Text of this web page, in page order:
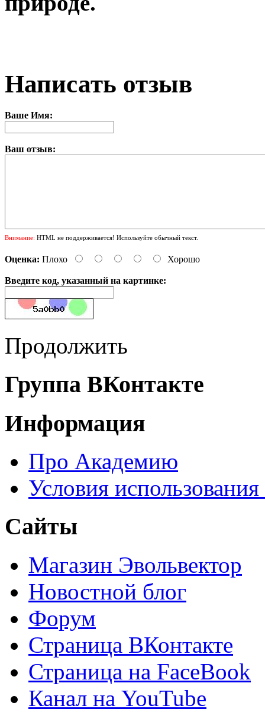
Написать отзыв
Ваше Имя:
Ваш отзыв:
Внимание: HTML не поддерживается! Используйте обычный текст.
Оценка: Плохо Хорошо
Введите код, указанный на картинке:
Продолжить
Группа ВКонтакте
Информация
Про Академию
Условия
Сайты
Магазин Эвольвектор
Новостной блог
Форум
Страница ВКонтакте
Страница на FaceBook
Канал на YouTube